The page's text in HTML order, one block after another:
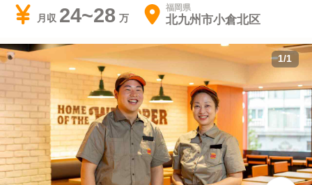
月収 24~28 福岡県
北九州市小倉北区
1/1